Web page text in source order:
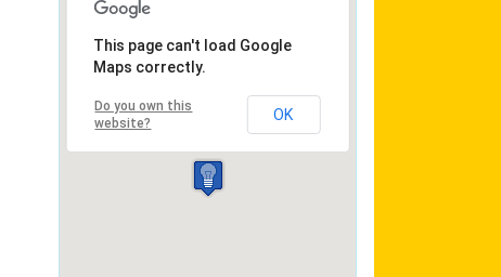
This page can't load Google
Maps correctly.
Do you own this
website?
OK